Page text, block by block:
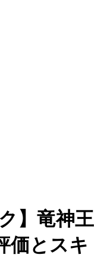
】竜神王
価とスキ